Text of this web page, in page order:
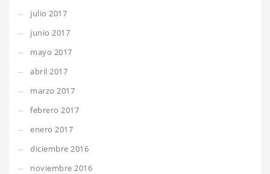
julio 2017
junio 2017
mayo 2017
abril 2017
marzo 2017
febrero 2017
enero 2017
diciembre 2016
noviembre 2016